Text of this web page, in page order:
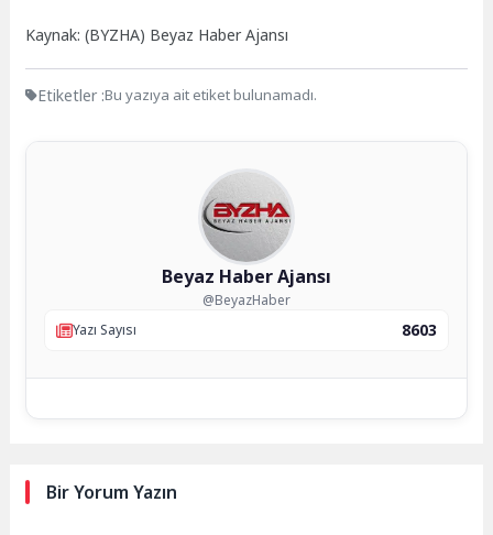
Kaynak: (BYZHA) Beyaz Haber Ajansı
Etiketler :Bu yazıya ait etiket bulunamadı.
Beyaz Haber Ajansı
@BeyazHaber
Yazı Sayısı
8603
Bir Yorum Yazın